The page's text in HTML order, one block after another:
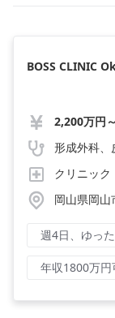
BOSS CLINIC
2,200万円
クリニック
岡山県岡山
週4日、ゆっ
年収1800万円